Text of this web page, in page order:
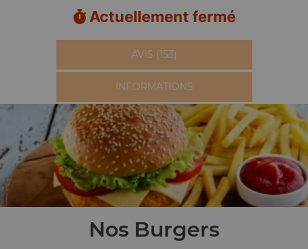
Actuellement fermé
AVIS (153)
INFORMATIONS
Nos Burgers